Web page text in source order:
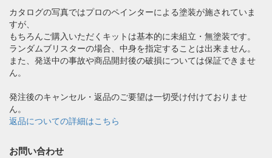
カタログの写真ではプロのペインターによる塗装が施されていま
すが、
もちろんご購入いただくキットは基本的に未組立・無塗装です。
ランダムブリスターの場合、中身を指定することは出来ません。
また、発送中の事故や商品開封後の破損については保証できませ
ん。
発注後のキャンセル・返品のご要望は一切受け付けておりませ
ん。
返品についての詳細はこちら
お問い合わせ